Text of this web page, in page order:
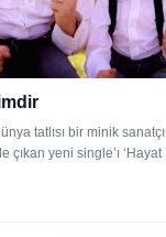
tatlısı bir minik
yeni single’ı ‘Hayat